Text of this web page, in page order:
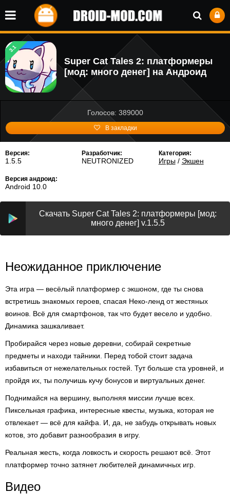
3.1
Super Cat Tales 2: платформеры
[мод: много денег] на Андроид
Голосов: 389000
В закладки
Версия:
1.5.5
Разработчик:
NEUTRONIZED
Категория:
Игры/ Экшен
Версия андроид:
Android 10.0
Скачать Super Cat Tales 2: платформеры [мод:
много денег] v.1.5.5
Неожиданное приключение
Эта игра — весёлый платформер с экшоном, где ты снова
встретишь знакомых героев, спасая Неко-ленд от жестяных
воинов. Всё для смартфонов, так что будет весело и удобно.
Динамика зашкаливает.
Пробирайся через новые деревни, собирай секретные
предметы и находи тайники. Перед тобой стоит задача
избавиться от нежелательных гостей. Тут больше ста уровней, и
пройдя их, ты получишь кучу бонусов и виртуальных денег.
Поднимайся на вершину, выполняя миссии лучше всех.
Пиксельная графика, интересные квесты, музыка, которая не
отвлекает — всё для кайфа. И, да, не забудь открывать новых
котов, это добавит разнообразия в игру.
Реальная жесть, когда ловкость и скорость решают всё. Этот
платформер точно затянет любителей динамичных игр.
Видео